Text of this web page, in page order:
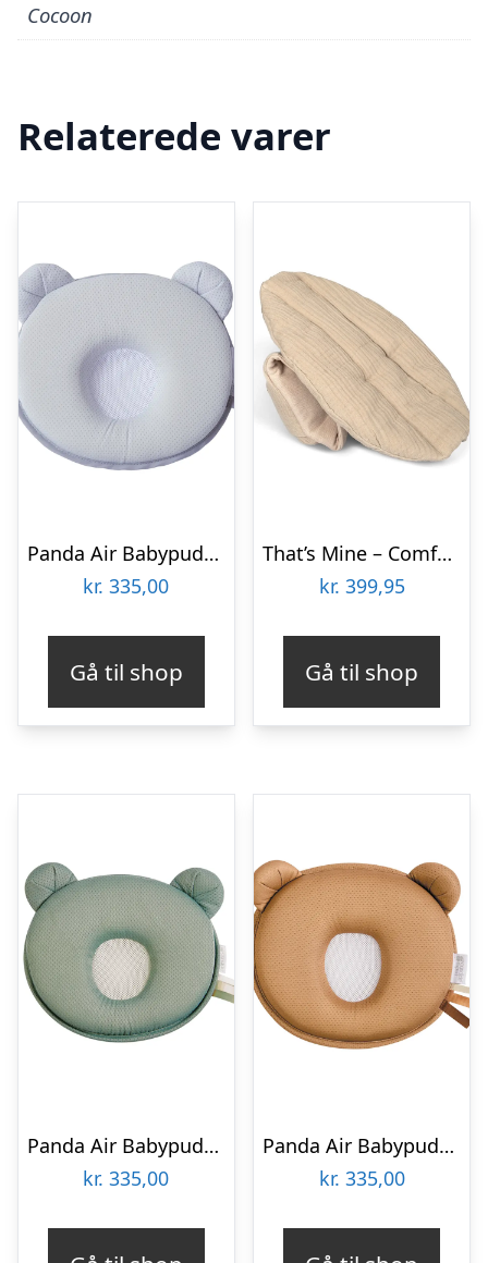
Cocoon
Relaterede varer
Panda Air Babypude – Grå
kr. 335,00
Gå til shop
That’s Mine – Comfy me – Feather grey
kr. 399,95
Gå til shop
Panda Air Babypude – Khaki
kr. 335,00
Panda Air Babypude – Karamel
kr. 335,00